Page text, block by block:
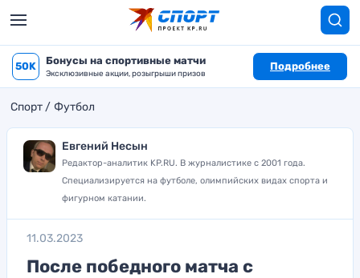
50K Бонусы на спортивные матчи
Эксклюзивные акции, розыгрыши призов
Подробнее
Спорт Футбол
Евгений Несын
Редактор-аналитик KP.RU. В журналистике с 2001 года.
Специализируется на футболе, олимпийских видах спорта и
фигурном катании.
11.03.2023
После победного матча с